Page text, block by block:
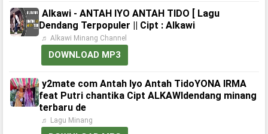
Alkawi - ANTAH IYO ANTAH TIDO [ Lagu
Dendang Terpopuler || Cipt : Alkawi
♬ Alkawi Minang Channel
DOWNLOAD MP3
y2mate com Antah Iyo Antah TidoYONA IRMA
feat Putri chantika Cipt ALKAWIdendang minang
terbaru de
♬ Lagu Minang